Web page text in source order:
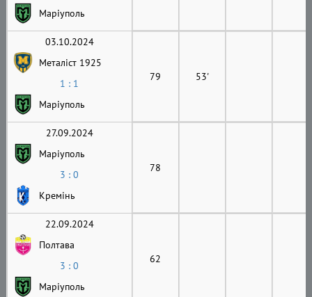
Маріуполь
03.10.2024
Металіст 1925
1 : 1
Маріуполь
79 53'
27.09.2024
Маріуполь
3 : 0
Кремінь
78
22.09.2024
Полтава
3 : 0
Маріуполь
62